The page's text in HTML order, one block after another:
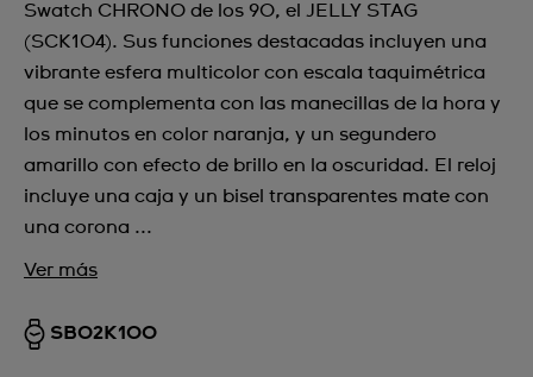
Swatch CHRONO de los 90, el JELLY STAG
(SCK104). Sus funciones destacadas incluyen una
vibrante esfera multicolor con escala taquimétrica
que se complementa con las manecillas de la hora y
los minutos en color naranja, y un segundero
amarillo con efecto de brillo en la oscuridad. El reloj
incluye una caja y un bisel transparentes mate con
una corona ...
Ver más
SB02K100